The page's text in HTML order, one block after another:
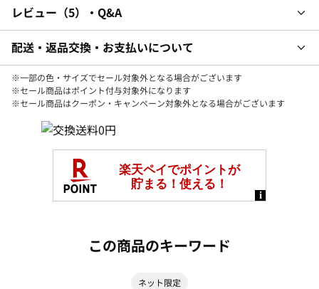
レビュー 5 ・Q&A
配送・返品交換・お支払いについて
※一部の色・サイズでセール対象外となる場合がございます
※セール商品はポイント付与対象外になります
※セール商品はクーポン・キャンペーン対象外となる場合がございます
この商品のキーワード
ネット限定